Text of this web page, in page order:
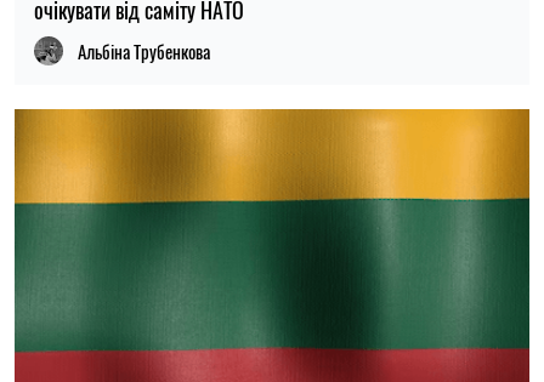
13:00, 27.06.2026
Україною та Польщею